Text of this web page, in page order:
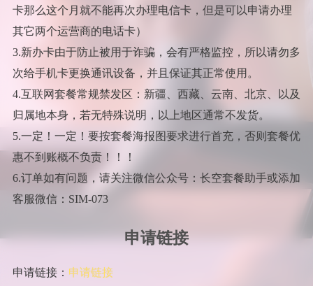
卡那么这个月就不能再次办理电信卡，但是可以申请办理
其它两个运营商的电话卡）
3.新办卡由于防止被用于诈骗，会有严格监控，所以请勿多
次给手机卡更换通讯设备，并且保证其正常使用。
4.互联网套餐常规禁发区：新疆、西藏、云南、北京、以及
归属地本身，若无特殊说明，以上地区通常不发货。
5.一定！一定！要按套餐海报图要求进行首充，否则套餐优
惠不到账概不负责！！！
6.订单如有问题，请关注微信公众号：长空套餐助手或添加
客服微信：SIM-073
申请链接
申请链接： 申请链接